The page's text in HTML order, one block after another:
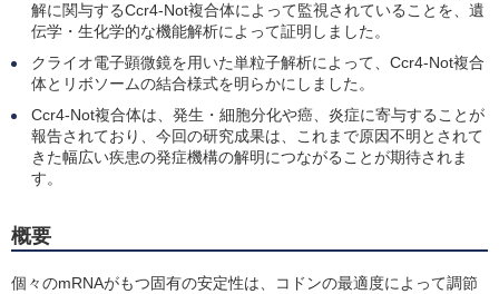
解に関与するCcr4-Not複合体によって監視されていることを、遺
伝学・生化学的な機能解析によって証明しました。
クライオ電子顕微鏡を用いた単粒子解析によって、Ccr4-Not複合
体とリボソームの結合様式を明らかにしました。
Ccr4-Not複合体は、発生・細胞分化や癌、炎症に寄与することが
報告されており、今回の研究成果は、これまで原因不明とされて
きた幅広い疾患の発症機構の解明につながることが期待されま
す。
概要
個々のmRNAがもつ固有の安定性は、コドンの最適度によって調節